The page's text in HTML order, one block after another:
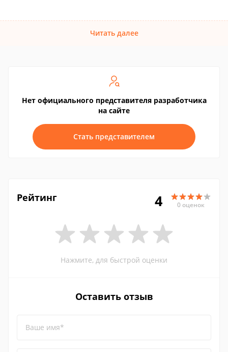
Читать далее
Нет официального представителя разработчика
на сайте
Стать представителем
Рейтинг 4 0 оценок
Нажмите, для быстрой оценки
Оставить отзыв
Ваше имя*